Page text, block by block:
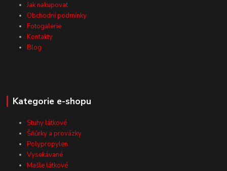
Jak nakupovat
Obchodní podmínky
Fotogalerie
Kontakty
Blog
Kategorie e-shopu
Stuhy látkové
Šňůrky a provázky
Polypropylen
Vysekávané
Mašle látkové